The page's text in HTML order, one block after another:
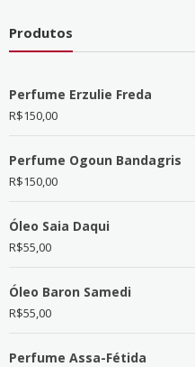
Produtos
Perfume Erzulie Freda
R$150,00
Perfume Ogoun Bandagris
R$150,00
Óleo Saia Daqui
R$55,00
Óleo Baron Samedi
R$55,00
Perfume Assa-Fétida